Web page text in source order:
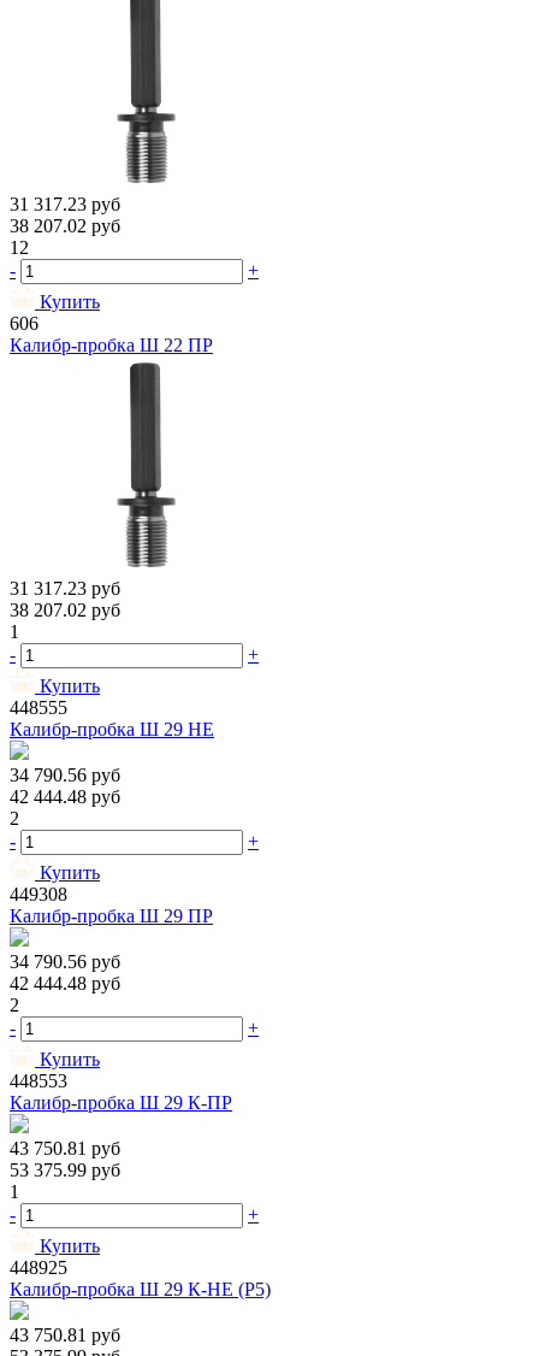
31 317.23 руб
38 207.02 руб
12
-
+
Купить
606
Калибр-пробка Ш 22 ПР
31 317.23 руб
38 207.02 руб
1
-
+
Купить
448555
Калибр-пробка Ш 29 НЕ
34 790.56 руб
42 444.48 руб
2
-
+
Купить
449308
Калибр-пробка Ш 29 ПР
34 790.56 руб
42 444.48 руб
2
-
+
Купить
448553
Калибр-пробка Ш 29 К-ПР
43 750.81 руб
53 375.99 руб
1
-
+
Купить
448925
Калибр-пробка Ш 29 К-НЕ (Р5)
43 750.81 руб